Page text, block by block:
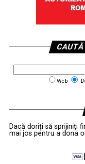
CAUTĂ
Web
Dacă doriți să sprijiniți
mai jos pentru a dona